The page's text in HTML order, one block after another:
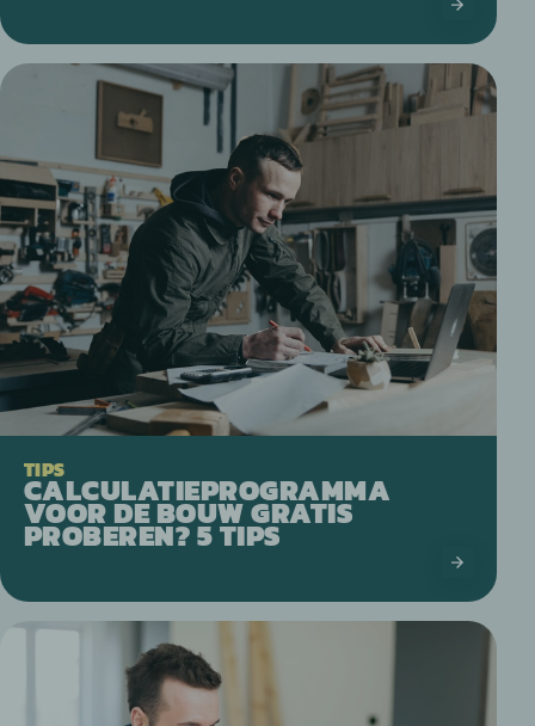
TIPS
CALCULATIEPROGRAMMA
VOOR DE BOUW GRATIS
PROBEREN? 5 TIPS